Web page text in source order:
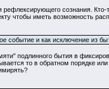
сознания. Кто-
чтобы иметь возможность
событие и как исключение из
подлинного бытия в
то в обратном порядке или